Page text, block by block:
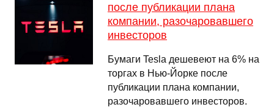
после публикации плана
компании, разочаровавшего
инвесторов
Бумаги Tesla дешевеют на 6% на
торгах в Нью-Йорке после
публикации плана компании,
разочаровавшего инвесторов.